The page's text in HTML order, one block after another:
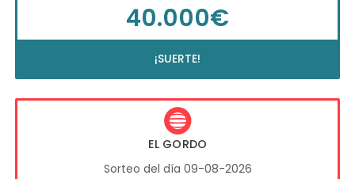
40.000€
¡SUERTE!
EL GORDO
Sorteo del día 09-08-2026